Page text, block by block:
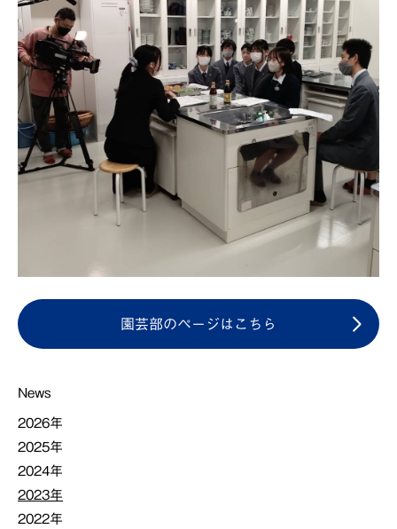
園芸部のページはこちら
News
2026年
2025年
2024年
2023年
2022年